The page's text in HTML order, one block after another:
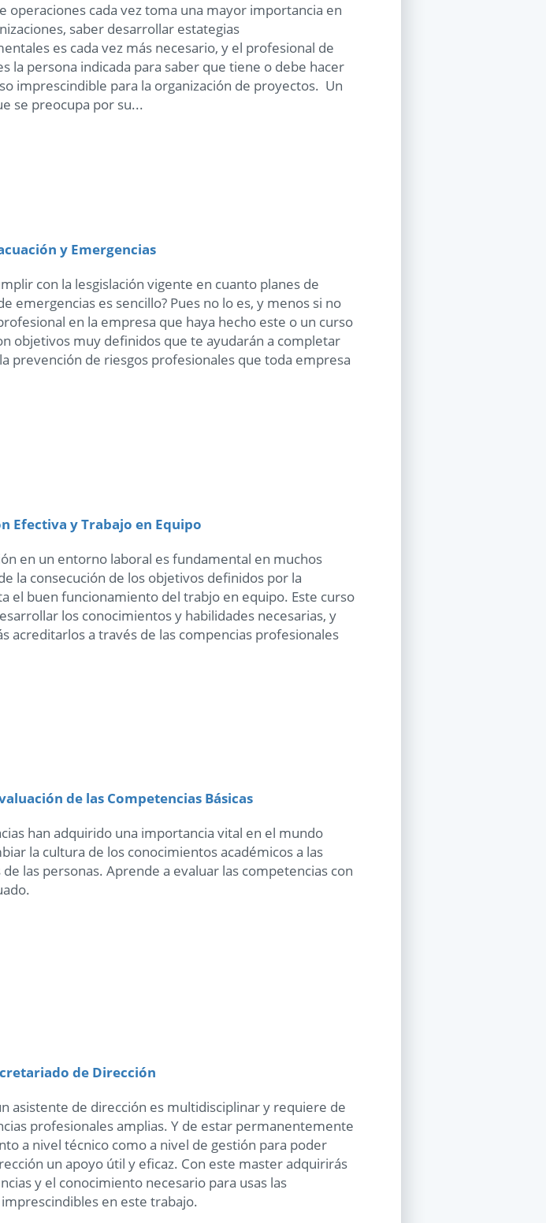
operaciones cada vez toma una mayor importancia en
saber desarrollar estategias
es cada vez más necesario, y el profesional de
la persona indicada para saber que tiene o debe hacer
imprescindible para la organización de proyectos. Un
se preocupa por su...
y Emergencias
con la lesgislación vigente en cuanto planes de
emergencias es sencillo? Pues no lo es, y menos si no
en la empresa que haya hecho este o un curso
objetivos muy definidos que te ayudarán a completar
prevención de riesgos profesionales que toda empresa
Efectiva y Trabajo en Equipo
en un entorno laboral es fundamental en muchos
la consecución de los objetivos definidos por la
el buen funcionamiento del trabjo en equipo. Este curso
los conocimientos y habilidades necesarias, y
acreditarlos a través de las compencias profesionales
de las Competencias Básicas
han adquirido una importancia vital en el mundo
la cultura de los conocimientos académicos a las
las personas. Aprende a evaluar las competencias con
de Dirección
asistente de dirección es multidisciplinar y requiere de
profesionales amplias. Y de estar permanentemente
a nivel técnico como a nivel de gestión para poder
un apoyo útil y eficaz. Con este master adquirirás
y el conocimiento necesario para usas las
en este trabajo.